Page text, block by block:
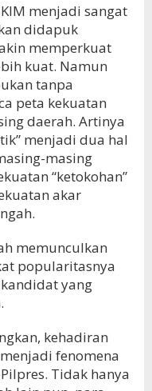
menjadi sangat
didapuk
memperkuat
kuat. Namun
tanpa
peta kekuatan
daerah. Artinya
menjadi dua hal
masing
“ketokohan”
akar
memunculkan
popularitasnya
yang
kehadiran
fenomena
Tidak hanya